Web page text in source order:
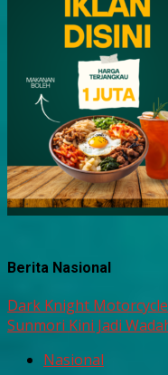
Berita Nasional
Dark Knight
Sunmori Kini Jadi
Nasional